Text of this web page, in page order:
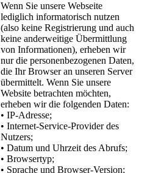
Wenn Sie unsere Webseite
lediglich informatorisch nutzen
(also keine Registrierung und auch
keine anderweitige Übermittlung
von Informationen), erheben wir
nur die personenbezogenen Daten,
die Ihr Browser an unseren Server
übermittelt. Wenn Sie unsere
Website betrachten möchten,
erheben wir die folgenden Daten:
• IP-Adresse;
• Internet-Service-Provider des
Nutzers;
• Datum und Uhrzeit des Abrufs;
• Browsertyp;
• Sprache und Browser-Version;